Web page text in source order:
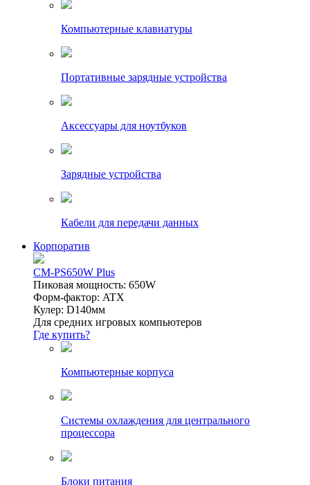
Компьютерные клавиатуры
Портативные зарядные устройства
Аксессуары для ноутбуков
Зарядные устройства
Кабели для передачи данных
Корпоратив
CM-PS650W Plus
Пиковая мощность: 650W
Форм-фактор: ATX
Кулер: D140мм
Для средних игровых компьютеров
Где купить?
Компьютерные корпуса
Системы охлаждения для центрального
процессора
Блоки питания